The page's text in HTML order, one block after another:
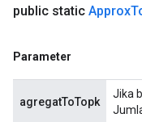
public static Approx
Parameter
agregatToTopk
Jika